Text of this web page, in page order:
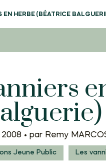
EN HERBE (BÉATRICE
• par Remy
Jeune Public Les